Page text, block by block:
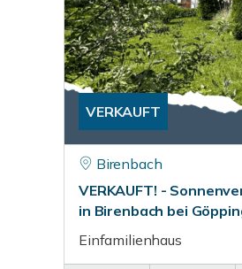
VERKAUFT
Birenbach
VERKAUFT! -
in Birenbach bei
Einfamilienhaus